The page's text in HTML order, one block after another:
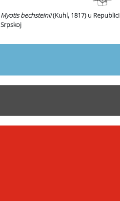
Myotis bechsteinii(Kuhl, 1817) u Republici
Srpskoj